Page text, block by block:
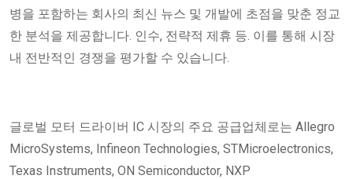
병을 포함하는 회사의 최신 뉴스 및 개발에 초점을 맞춘 정교
한 분석을 제공합니다. 인수, 전략적 제휴 등. 이를 통해 시장
내 전반적인 경쟁을 평가할 수 있습니다.
글로벌 모터 드라이버 IC 시장의 주요 공급업체로는 Allegro
MicroSystems, Infineon Technologies, STMicroelectronics,
Texas Instruments, ON Semiconductor, NXP